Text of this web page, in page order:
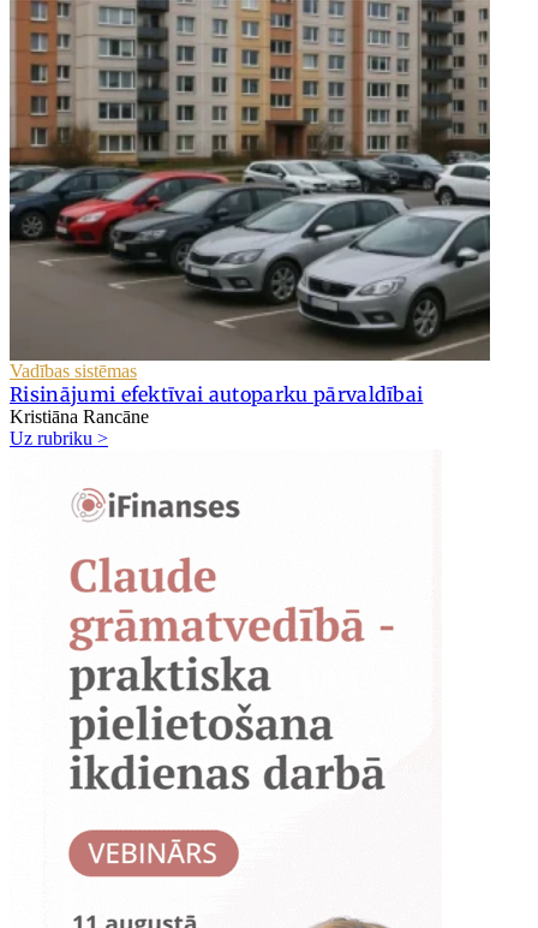
Vadības sistēmas
Risinājumi efektīvai autoparku pārvaldībai
Kristiāna Rancāne
Uz rubriku >